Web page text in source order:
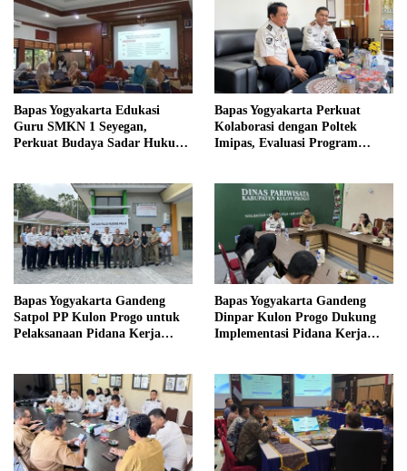
Bapas Yogyakarta Edukasi
Guru SMKN 1 Seyegan,
Perkuat Budaya Sadar Hukum
Bapas Yogyakarta Perkuat
Kolaborasi dengan Poltek
Imipas, Evaluasi Program
Bapas Yogyakarta Gandeng
Satpol PP Kulon Progo untuk
Pelaksanaan Pidana Kerja
Bapas Yogyakarta Gandeng
Dinpar Kulon Progo Dukung
Implementasi Pidana Kerja